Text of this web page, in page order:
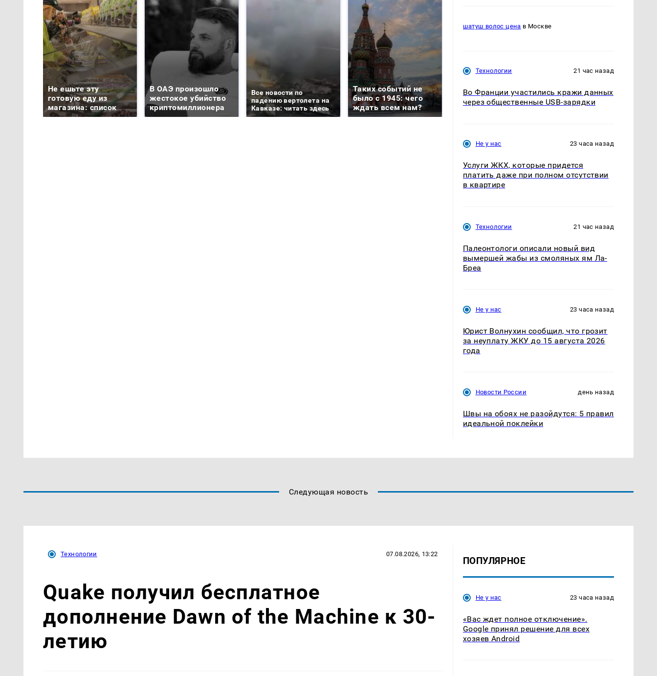
Не ешьте эту
готовую еду из
магазина: список
В ОАЭ произошло
жестокое убийство
криптомиллионера
Все новости по
падению вертолета на
Кавказе: читать здесь
Таких событий не
было с 1945: чего
ждать всем нам?
В магазинах России
ажиотаж из-за этого
продукта: что купить?
машину напали и
подожгли.
шатуш волос цена в Москве
Технологии 21 час назад
Во Франции участились кражи данных
через общественные USB-зарядки
Не у нас 23 часа назад
Услуги ЖКХ, которые придется
платить даже при полном отсутствии
в квартире
Технологии 21 час назад
Палеонтологи описали новый вид
вымершей жабы из смоляных ям Ла-
Бреа
Не у нас 23 часа назад
Юрист Волнухин сообщил, что грозит
за неуплату ЖКУ до 15 августа 2026
года
Новости России день назад
Швы на обоях не разойдутся: 5 правил
идеальной поклейки
Следующая новость
Технологии 07.08.2026, 13:22
Quake получил бесплатное
дополнение Dawn of the Machine к 30-
летию
ПОПУЛЯРНОЕ
Не у нас 23 часа назад
«Вас ждет полное отключение».
Google принял решение для всех
хозяев Android